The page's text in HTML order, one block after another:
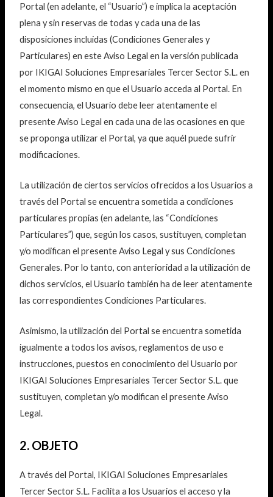
Portal (en adelante, el “Usuario”) e implica la aceptación
plena y sin reservas de todas y cada una de las
disposiciones incluidas (Condiciones Generales y
Particulares) en este Aviso Legal en la versión publicada
por IKIGAI Soluciones Empresariales Tercer Sector S.L. en
el momento mismo en que el Usuario acceda al Portal. En
consecuencia, el Usuario debe leer atentamente el
presente Aviso Legal en cada una de las ocasiones en que
se proponga utilizar el Portal, ya que aquél puede sufrir
modificaciones.
La utilización de ciertos servicios ofrecidos a los Usuarios a
través del Portal se encuentra sometida a condiciones
particulares propias (en adelante, las “Condiciones
Particulares”) que, según los casos, sustituyen, completan
y/o modifican el presente Aviso Legal y sus Condiciones
Generales. Por lo tanto, con anterioridad a la utilización de
dichos servicios, el Usuario también ha de leer atentamente
las correspondientes Condiciones Particulares.
Asimismo, la utilización del Portal se encuentra sometida
igualmente a todos los avisos, reglamentos de uso e
instrucciones, puestos en conocimiento del Usuario por
IKIGAI Soluciones Empresariales Tercer Sector S.L. que
sustituyen, completan y/o modifican el presente Aviso
Legal.
2. OBJETO
A través del Portal, IKIGAI Soluciones Empresariales
Tercer Sector S.L. Facilita a los Usuarios el acceso y la